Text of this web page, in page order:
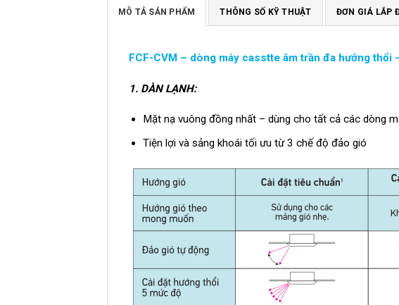
MÔ TẢ SẢN PHẨM THÔNG SỐ KỸ THUẬT ĐƠN GIÁ LẮP
FCF-CVM – dòng máy casstte âm trần đa hướng
1. DÀN LẠNH:
Mặt nạ vuông đồng nhất – dùng cho tất cả các dòng
Tiện lợi và sảng khoái tối ưu từ 3 chế độ đảo gió